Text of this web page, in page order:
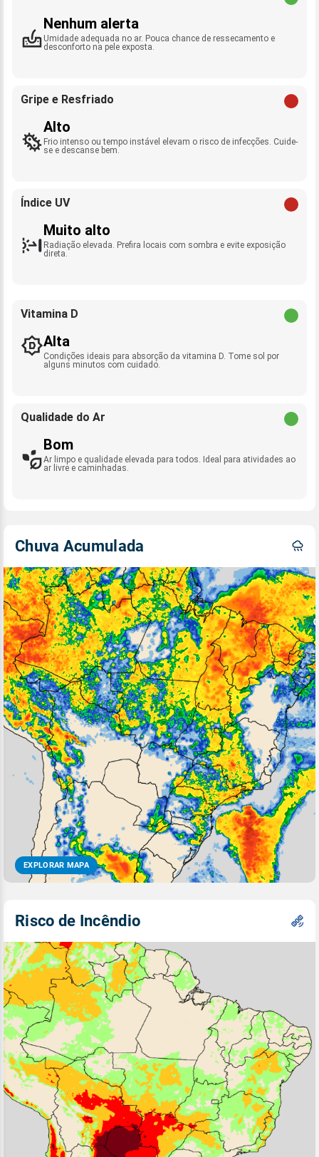
Nenhum alerta
Umidade adequada no ar. Pouca chance de ressecamento e
desconforto na pele exposta.
Gripe e Resfriado
Alto
Frio intenso ou tempo instável elevam o risco de infecções. Cuide-
se e descanse bem.
Índice UV
Muito alto
Radiação elevada. Prefira locais com sombra e evite exposição
direta.
Vitamina D
Alta
Condições ideais para absorção da vitamina D. Tome sol por
alguns minutos com cuidado.
Qualidade do Ar
Bom
Ar limpo e qualidade elevada para todos. Ideal para atividades ao
ar livre e caminhadas.
Chuva Acumulada
EXPLORAR MAPA
Risco de Incêndio